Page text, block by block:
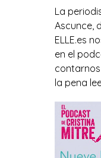
La
Ascunce,
ELLE.es
en el
la pena